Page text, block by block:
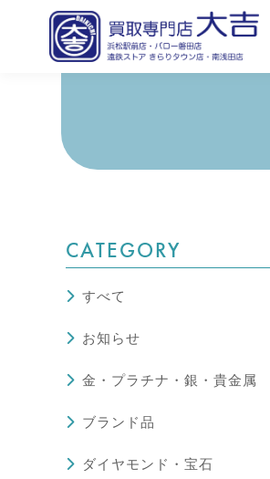
CATEGORY
すべて
お知らせ
金・プラチナ・銀・貴金属
ブランド品
ダイヤモンド・宝石